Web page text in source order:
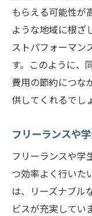
もらえる可能性が
ような地域に根ざ
ストパフォーマン
す。このように、
費用の節約につな
供してくれるでし
フリーランスや
フリーランスや学
つ効率よく行いた
は、リーズナブル
ビスが充実してい